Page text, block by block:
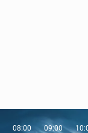
08:00 09:00